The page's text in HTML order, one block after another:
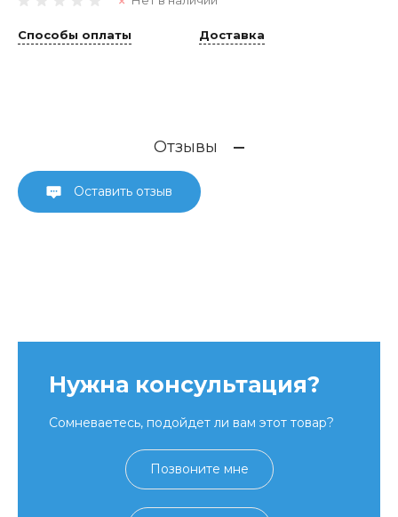
Способы оплаты Доставка
Отзывы
Оставить отзыв
Нужна консультация?
Сомневаетесь, подойдет ли вам этот товар?
Позвоните мне